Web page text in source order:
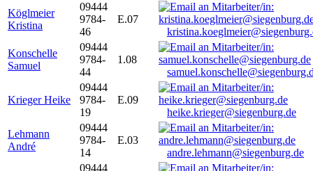
Köglmeier
Kristina
09444
9784-
46
E.07
Konschelle
Samuel
09444
9784-
44
1.08
Krieger Heike
09444
9784-
19
E.09
heike.krieger@siegenburg.de
Lehmann
André
09444
9784-
14
E.03
andre.lehmann@siegenburg.de
09444